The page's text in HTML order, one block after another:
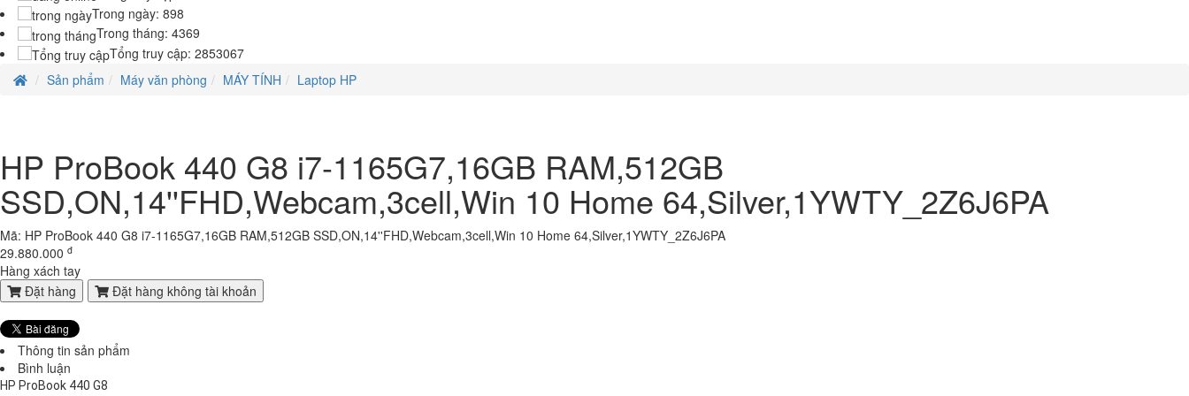
13,550,000 đ
Laptop HP Elitebook 820 G1 - Intel Core i5- 4G - SSD120G - 12.5'
Laptop HP Probook 640 G2- Intel Core i5-6300U .( TH6)- 4G- 120G-14
7.850.000 đ
6,900,000 đ
Laptop HP Probook 640 G2- Intel Core i5-6300U .( TH6)- 8G- 256G-14
8.500.000 đ7,500,000 đ
Laptop HP Elitebook 820 G2 - Intel Core i5- 4G - SSD120G - 12.5'
7.600.000 đ5,900,000 đ
HỆ THỐNG CAMERA CÔNG TY CỔ PHẦN ĐỒNG TÂM (Bắc - Trung - Nam)
HỆ THỐNG CAMERA CÔNG TY CỔ...
Thống kê truy cập
Trong tháng:
Tổng truy cập:2853067
Sản phẩm
Máy văn phòng MÁY TÍNH Laptop HP
HP ProBook 440 G8 i7-1165G7,16GB RAM,512GB
SSD,ON,14''FHD,Webcam,3cell,Win 10 Home 64,Silver,1YWTY_2Z6J6PA
Mã: HP ProBook 440 G8 i7-1165G7,16GB RAM,512GB SSD,ON,14''FHD,Webcam,3cell,Win 10 Home 64,Silver,1YWTY_2Z6J6PA
29.880.000đ
Hàng xách tay